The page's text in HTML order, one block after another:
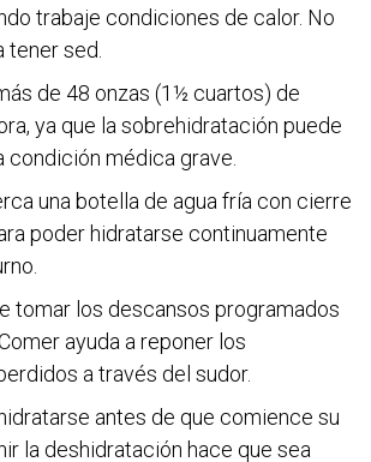
trabaje condiciones de calor. No
tener sed.
de 48 onzas (1½ cuartos) de
ya que la sobrehidratación puede
condición médica grave.
una botella de agua fría con cierre
poder hidratarse continuamente
tomar los descansos programados
ayuda a reponer los
a través del sudor.
antes de que comience su
la deshidratación hace que sea